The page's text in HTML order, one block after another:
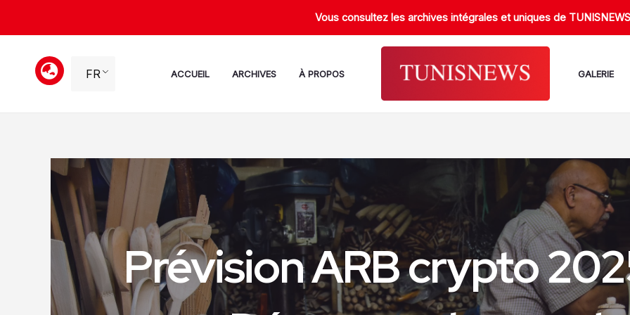
Vous consultez les archives intégrales et uniques de TUNISNEWS
FR ACCUEIL ARCHIVES À PROPOS GALERIE
Prévision ARB crypto